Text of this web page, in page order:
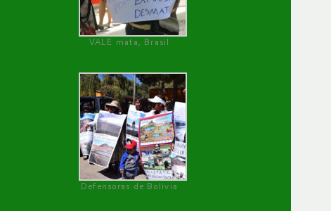
VALE mata, Brasil
Defensoras de Bolivia